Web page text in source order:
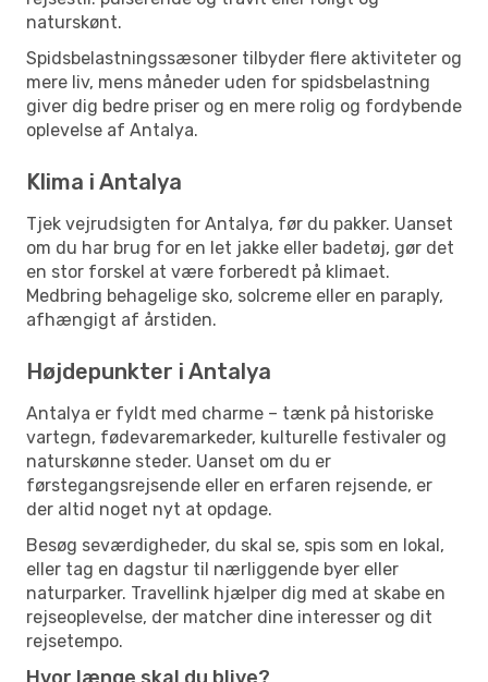
naturskønt.
Spidsbelastningssæsoner tilbyder flere aktiviteter og
mere liv, mens måneder uden for spidsbelastning
giver dig bedre priser og en mere rolig og fordybende
oplevelse af Antalya.
Klima i Antalya
Tjek vejrudsigten for Antalya, før du pakker. Uanset
om du har brug for en let jakke eller badetøj, gør det
en stor forskel at være forberedt på klimaet.
Medbring behagelige sko, solcreme eller en paraply,
afhængigt af årstiden.
Højdepunkter i Antalya
Antalya er fyldt med charme – tænk på historiske
vartegn, fødevaremarkeder, kulturelle festivaler og
naturskønne steder. Uanset om du er
førstegangsrejsende eller en erfaren rejsende, er
der altid noget nyt at opdage.
Besøg seværdigheder, du skal se, spis som en lokal,
eller tag en dagstur til nærliggende byer eller
naturparker. Travellink hjælper dig med at skabe en
rejseoplevelse, der matcher dine interesser og dit
rejsetempo.